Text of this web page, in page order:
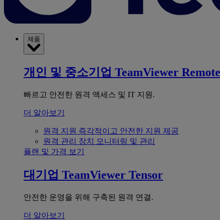
제품
개인 및 중소기업 TeamViewer Remote
빠르고 안전한 원격 액세스 및 IT 지원.
더 알아보기
원격 지원 즉각적이고 안전한 지원 제공
원격 관리 장치 모니터링 및 관리
플랜 및 가격 보기
대기업 TeamViewer Tensor
안전한 운영을 위해 구축된 원격 연결.
더 알아보기